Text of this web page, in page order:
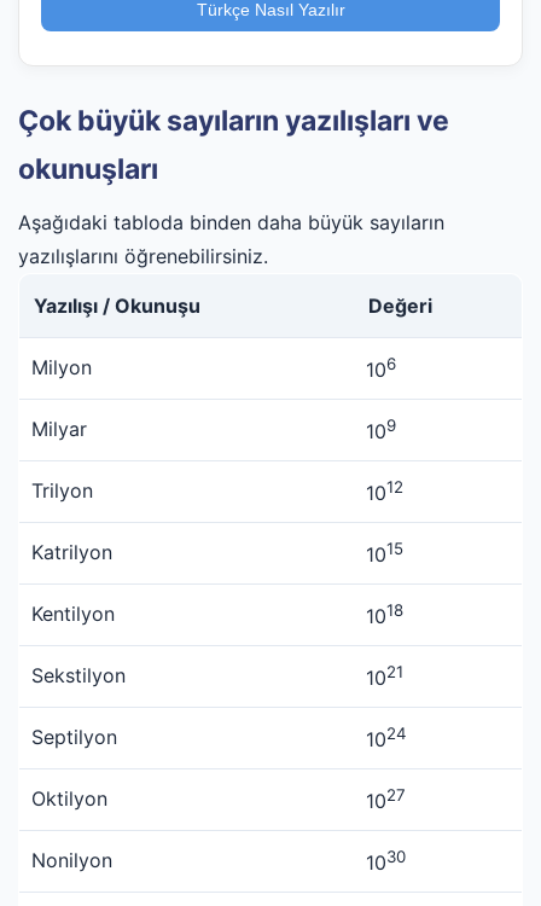
Çok büyük sayıların yazılışları ve
okunuşları
Aşağıdaki tabloda binden daha büyük sayıların
yazılışlarını öğrenebilirsiniz.
Yazılışı / Okunuşu Değeri
Milyon 106
Milyar 109
Trilyon 1012
Katrilyon 1015
Kentilyon 1018
Sekstilyon 1021
Septilyon 1024
Oktilyon 1027
Nonilyon 1030